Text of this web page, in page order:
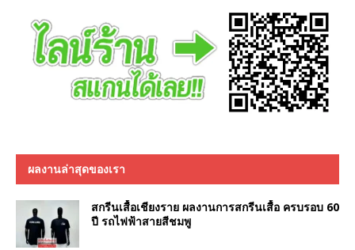
ผลงานล่าสุดของเรา
สกรีนเสื้อเชียงราย ผลงานการสกรีนเสื้อ ครบรอบ 60
ปี รถไฟฟ้าสายสีชมพู